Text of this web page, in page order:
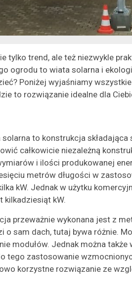
tylko trend, ale też niezwykle
ogrodu to wiata solarna i
Poniżej wyjaśniamy
to rozwiązanie idealne dla
to konstrukcja składająca
całkowicie niezależną
i ilości produkowanej
metrów długości w
kW. Jednak w użytku
kW.
przeważnie wykonana jest z
sam dach, tutaj bywa różnie.
modułów. Jednak można także
tego zastosowanie
korzystne rozwiązanie ze